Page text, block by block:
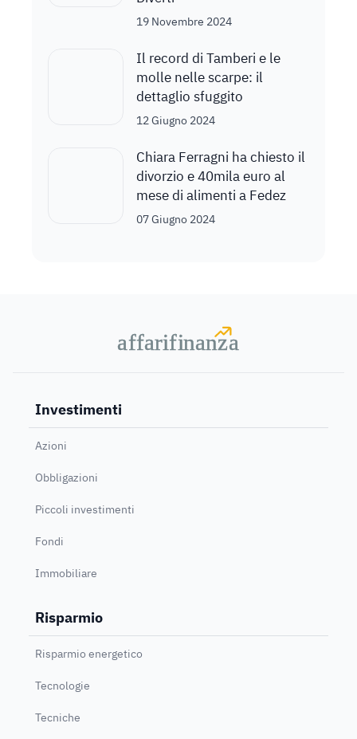
19 Novembre 2024
Il record di Tamberi e le
molle nelle scarpe: il
dettaglio sfuggito
12 Giugno 2024
Chiara Ferragni ha chiesto il
divorzio e 40mila euro al
mese di alimenti a Fedez
07 Giugno 2024
affarifinanza
affarifinanza
Investimenti
Azioni
Obbligazioni
Piccoli investimenti
Fondi
Immobiliare
Risparmio
Risparmio energetico
Tecnologie
Tecniche